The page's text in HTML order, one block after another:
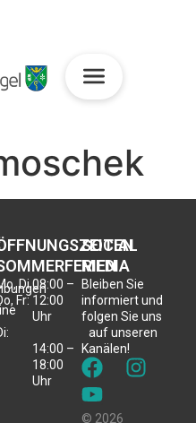
Di,
Fr:
08:00 –
12:00
Uhr
14:00 –
18:00
Uhr
SOCIAL
MEDIA
Bleiben Sie
informiert und
folgen Sie uns
auf unseren
Kanälen!
© 2026